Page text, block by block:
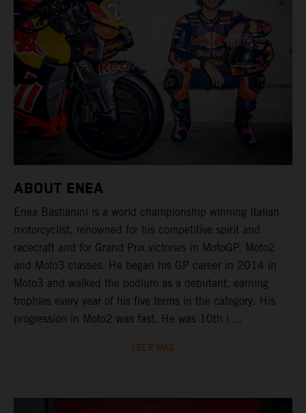
ABOUT ENEA
Enea Bastianini is a world championship winning Italian
motorcyclist, renowned for his competitive spirit and
racecraft and for Grand Prix victories in MotoGP, Moto2
and Moto3 classes. He began his GP career in 2014 in
Moto3 and walked the podium as a debutant, earning
trophies every year of his five terms in the category. His
progression in Moto2 was fast. He was 10th i ...
LEER MÁS